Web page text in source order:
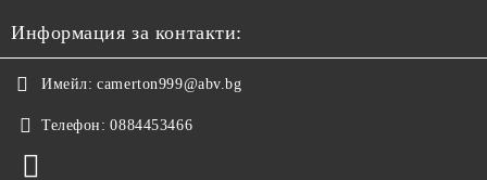
Информация за контакти:
Имейл: camerton999@abv.bg
Телефон: 0884453466